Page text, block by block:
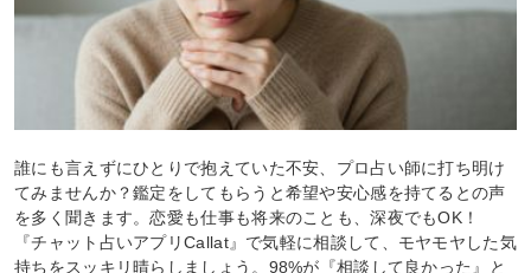
誰にも言えずにひとりで抱えていた不安、プロ占い師に打ち明け
てみませんか？鑑定をしてもらうと希望や安心感を持てるとの声
を多く聞きます。恋愛も仕事も将来のことも、深夜でもOK！
『チャット占いアプリCallat』で気軽に相談して、モヤモヤした気
持ちをスッキリ晴らしましょう。98%が『相談して良かった』と